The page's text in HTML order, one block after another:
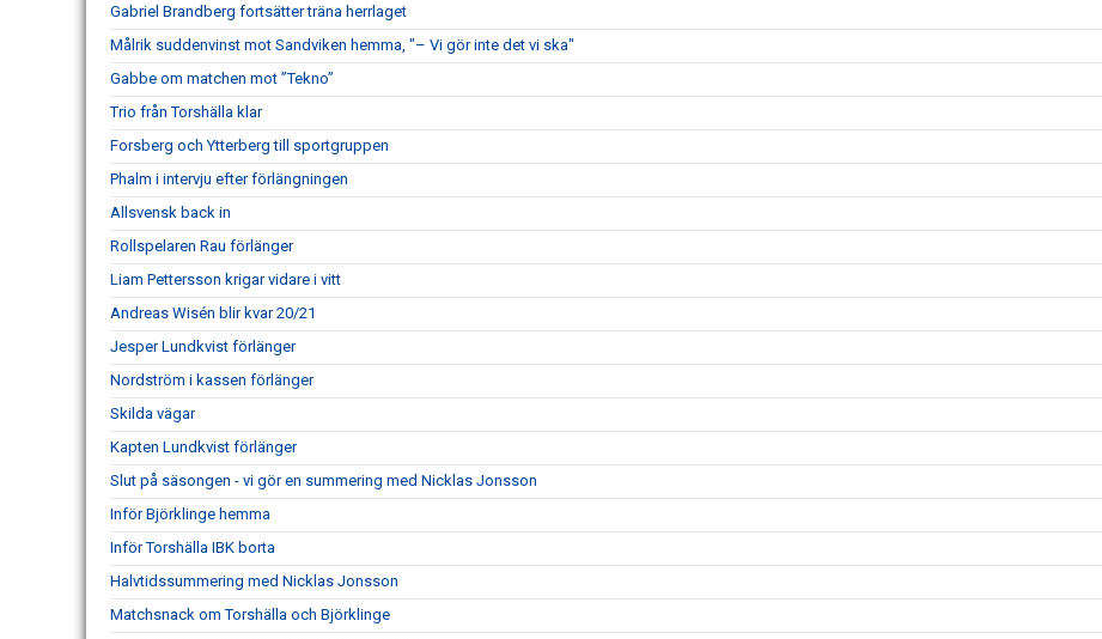
Gabriel Brandberg fortsätter träna herrlaget
Målrik suddenvinst mot Sandviken hemma, "– Vi gör inte det vi ska"
Gabbe om matchen mot ”Tekno”
Trio från Torshälla klar
Forsberg och Ytterberg till sportgruppen
Phalm i intervju efter förlängningen
Allsvensk back in
Rollspelaren Rau förlänger
Liam Pettersson krigar vidare i vitt
Andreas Wisén blir kvar 20/21
Jesper Lundkvist förlänger
Nordström i kassen förlänger
Skilda vägar
Kapten Lundkvist förlänger
Slut på säsongen - vi gör en summering med Nicklas Jonsson
Inför Björklinge hemma
Inför Torshälla IBK borta
Halvtidssummering med Nicklas Jonsson
Matchsnack om Torshälla och Björklinge